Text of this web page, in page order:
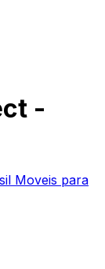
-
Moveis para